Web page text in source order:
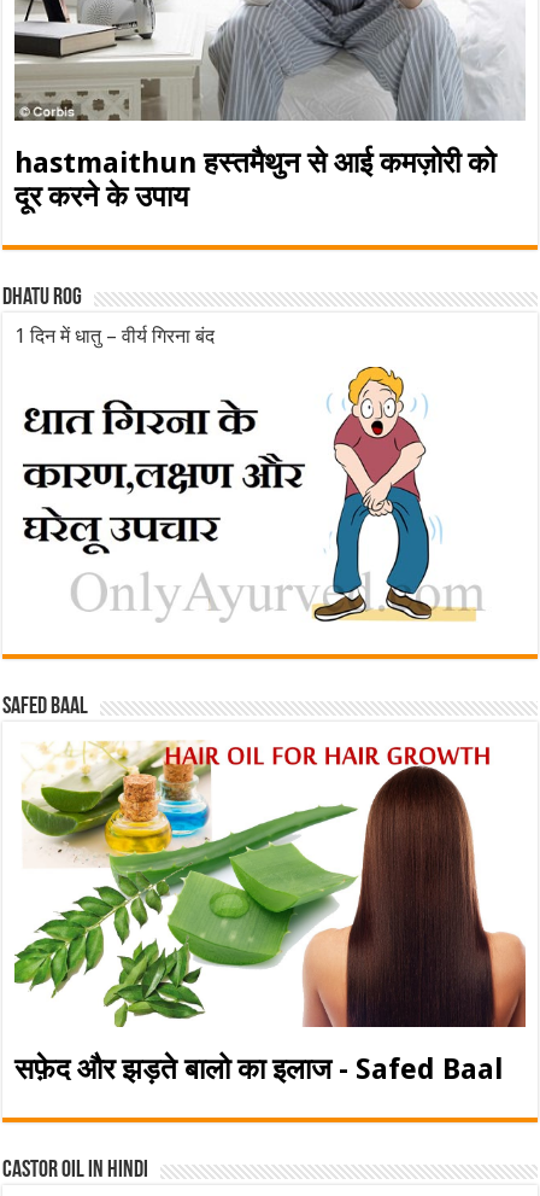
hastmaithun हस्तमैथुन से आई कमज़ोरी को
दूर करने के उपाय
Dhatu rog
1 दिन में धातु – वीर्य गिरना बंद
Safed baal
सफ़ेद और झड़ते बालो का इलाज - Safed Baal
Castor Oil In Hindi